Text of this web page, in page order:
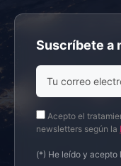
Suscríbete a
Acepto el
newsletters según la
(*) He leído y acepto